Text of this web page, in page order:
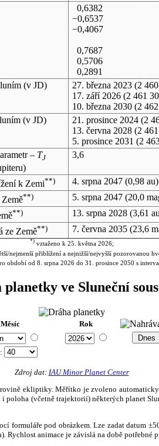
0,6382
−0,6537
−0,4067
0,7687
0,5706
0,2891
(v JD) 27. března 2023(2 460
17. září 2026(2 461
10. března 2030(2
(v JD) 21. prosince 2024(2
13. června 2028(2 461
5. prosince 2031 (2
– TJ 3,6
k Zemi**) 4. srpna 2047(0,98 au)
**) 5. srpna 2047(20,0
**) 13. srpna 2028(3,61
ze Země**) 7. června 2035(23,6
*)vztaženo k 25. května 2026;
nejmenší přiblížení a nejnižší/nejvyšší pozorovanou
období od 8. srpna 2026 do 31. prosince 2050 s
planetky ve Sluneční
Měsíc Rok
:
Zdroj dat: IAU Minor Planet Center
ekliptiky. Měřítko je zvoleno
(včetně trajektorií) některých planet
formuláře pod obrázkem. Lze zadat datum
animace je závislá na době potřebné